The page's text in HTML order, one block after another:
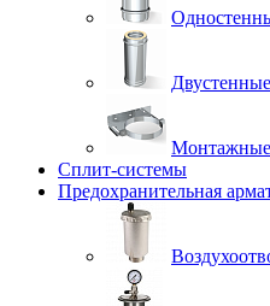
Сплит-системы
Предохранительная